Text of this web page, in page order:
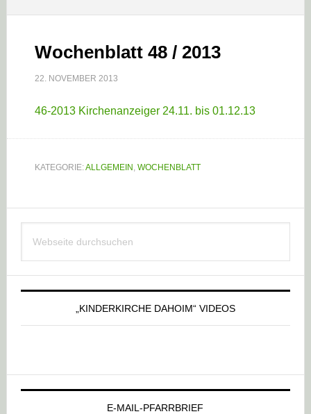
Wochenblatt 48 / 2013
22. NOVEMBER 2013
46-2013 Kirchenanzeiger 24.11. bis 01.12.13
KATEGORIE:ALLGEMEIN , WOCHENBLATT
Haupt-
Sidebar
durchsuchen
„KINDERKIRCHE DAHOIM“ VIDEOS
E-MAIL-PFARRBRIEF